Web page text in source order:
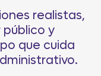
realistas,
y
que cuida